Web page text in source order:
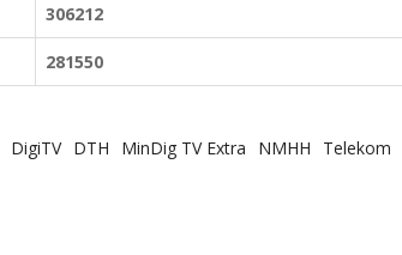
306212
281550
DigiTV DTH MinDig TV Extra NMHH Telekom